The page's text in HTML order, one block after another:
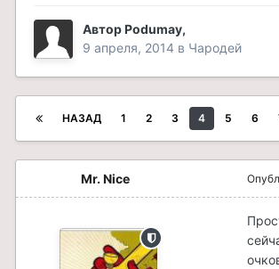
АвторPodumay,
9 апреля, 2014 в Чародей
НАЗАД 1 2 3 4 5 6
Mr. Nice